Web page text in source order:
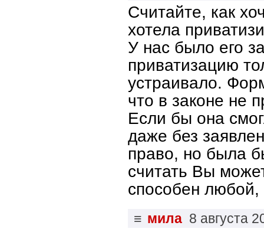
Считайте, как
хотела
У нас было его
приватизацию
устраивало.
что в законе не
Если бы она
даже без
право, но была
считать Вы
способен любой,
≡ мила 8 августа